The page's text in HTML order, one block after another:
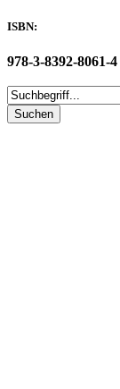
ISBN:
978-3-8392-8061-4